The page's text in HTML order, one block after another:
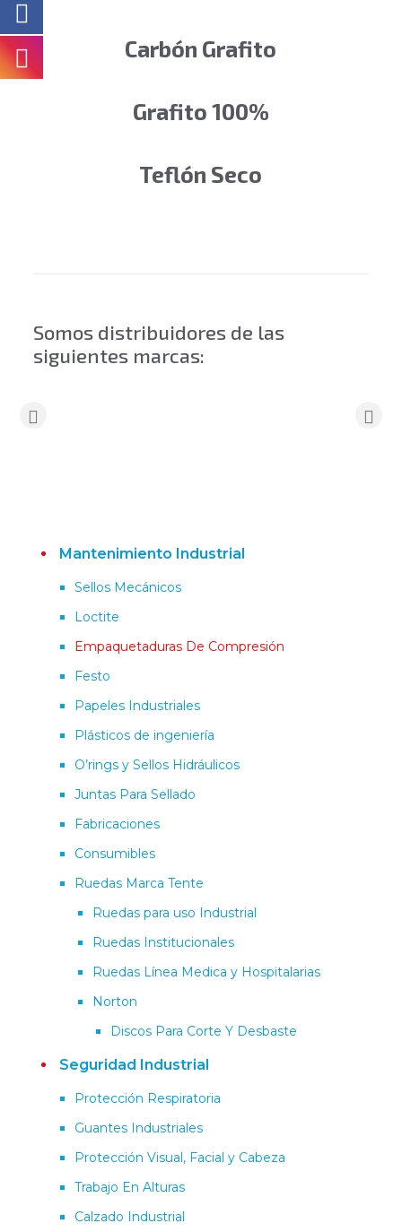
Carbón Grafito
Grafito 100%
Teflón Seco
Somos distribuidores de las
siguientes marcas:
Mantenimiento Industrial
Sellos Mecánicos
Loctite
Empaquetaduras De Compresión
Festo
Papeles Industriales
Plásticos de ingeniería
O’rings y Sellos Hidráulicos
Juntas Para Sellado
Fabricaciones
Consumibles
Ruedas Marca Tente
Ruedas para uso Industrial
Ruedas Institucionales
Ruedas Línea Medica y Hospitalarias
Norton
Discos Para Corte Y Desbaste
Seguridad Industrial
Protección Respiratoria
Guantes Industriales
Protección Visual, Facial y Cabeza
Trabajo En Alturas
Calzado Industrial